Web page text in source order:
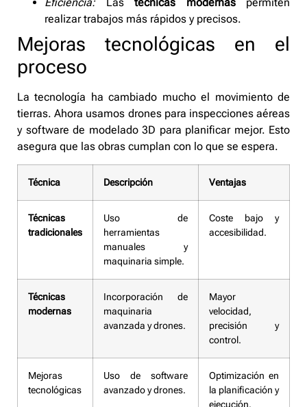
realizar trabajos más rápidos y precisos.
Mejoras tecnológicas en el
proceso
La tecnología ha cambiado mucho el movimiento de
tierras. Ahora usamos drones para inspecciones aéreas
y software de modelado 3D para planificar mejor. Esto
asegura que las obras cumplan con lo que se espera.
Técnica Descripción Ventajas
Técnicas
tradicionales
Uso de
herramientas
manuales y
maquinaria simple.
Coste bajo y
accesibilidad.
Técnicas
modernas
Incorporación de
maquinaria
avanzada y drones.
Mayor
velocidad,
precisión y
control.
Mejoras
tecnológicas
Uso de software
avanzado y drones.
Optimización en
la planificación y